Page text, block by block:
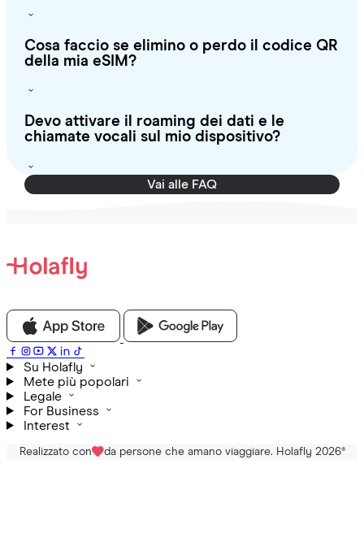
Cosa faccio se elimino o perdo il codice QR
della mia eSIM?
Devo attivare il roaming dei dati e le
chiamate vocali sul mio dispositivo?
Vai alle FAQ
Su Holafly
Mete più popolari
Legale
For Business
Interest
Realizzato con da persone che amano viaggiare. Holafly 2026®